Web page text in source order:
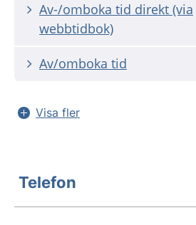
Av-/omboka tid direkt (via
webbtidbok)
Av/omboka tid
Visa fler
Telefon